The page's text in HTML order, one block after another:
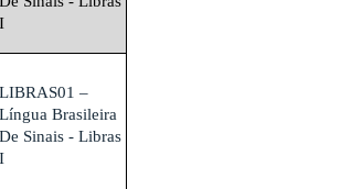
I
LIBRAS01 –
Língua Brasileira
De Sinais - Libras
I